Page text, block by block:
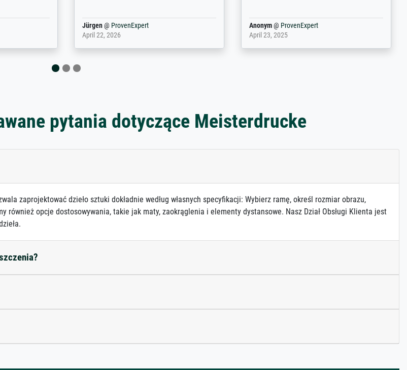
Anonym@ProvenExpert
August 12, 2025
Anonym@ ProvenExpert
March 31, 2025
pytania dotyczące Meisterdrucke
zaprojektować dzieło sztuki dokładnie według własnych specyfikacji: Wybierz ramę, określ rozmiar obrazu,
opcje dostosowywania, takie jak maty, zaokrąglenia i elementy dystansowe. Nasz Dział Obsługi Klienta jest